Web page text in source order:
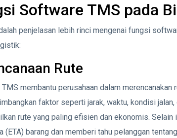
Software TMS pada
penjelasan lebih rinci mengenai fungsi
Rute
membantu perusahaan dalam merencanakan
faktor seperti jarak, waktu, kondisi
rute yang paling efisien dan ekonomis.
(ETA) barang dan memberi tahu pelanggan